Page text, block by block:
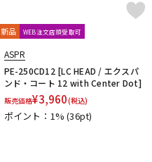
新品 WEB注文店頭受取可
ASPR
PE-250CD12 [LC HEAD / エクスパ
ンド・コート 12 with Center Dot]
販売価格¥3,960(税込)
ポイント：1%(36pt)